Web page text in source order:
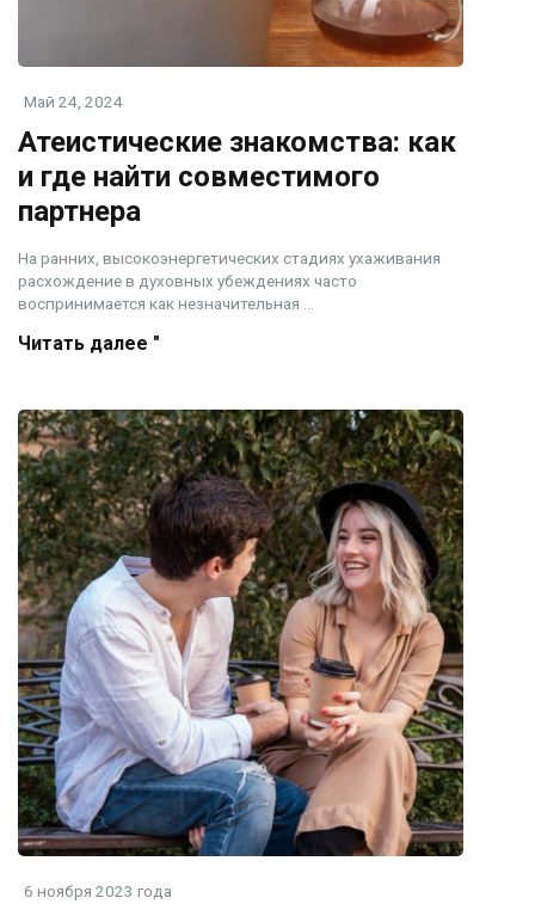
Май 24, 2024
Атеистические знакомства: как
и где найти совместимого
партнера
На ранних, высокоэнергетических стадиях ухаживания
расхождение в духовных убеждениях часто
воспринимается как незначительная ...
Читать далее "
6 ноября 2023 года